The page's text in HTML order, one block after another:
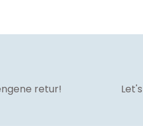
retur!